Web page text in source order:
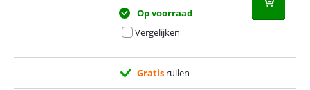
Op voorraad
Vergelijken
Gratis ruilen